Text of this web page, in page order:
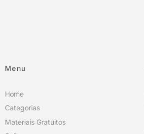
Menu
Home
Categorias
Materiais Gratuitos